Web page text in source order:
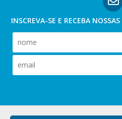
INSCREVA-SE E RECEBA NOSSAS